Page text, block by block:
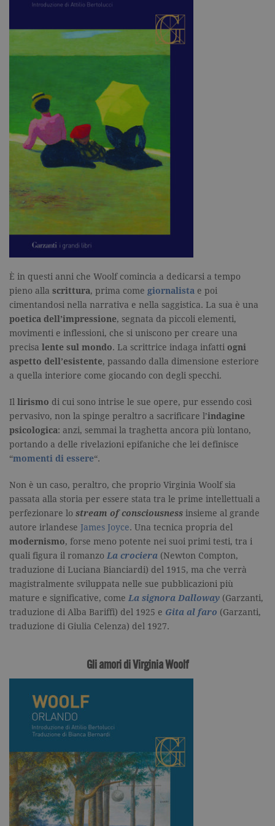
È in questi anni che Woolf comincia a dedicarsi a tempo
pieno alla scrittura, prima come giornalista e poi
cimentandosi nella narrativa e nella saggistica. La sua è una
poetica dell’impressione, segnata da piccoli elementi,
movimenti e inflessioni, che si uniscono per creare una
precisa lente sul mondo. La scrittrice indaga infatti ogni
aspetto dell’esistente, passando dalla dimensione esteriore
a quella interiore come giocando con degli specchi.
Il lirismo di cui sono intrise le sue opere, pur essendo così
pervasivo, non la spinge peraltro a sacrificare l’indagine
psicologica: anzi, semmai la traghetta ancora più lontano,
portando a delle rivelazioni epifaniche che lei definisce
“momenti di essere“.
Non è un caso, peraltro, che proprio Virginia Woolf sia
passata alla storia per essere stata tra le prime intellettuali a
perfezionare lo stream of consciousness insieme al grande
autore irlandese James Joyce. Una tecnica propria del
modernismo, forse meno potente nei suoi primi testi, tra i
quali figura il romanzo La crociera (Newton Compton,
traduzione di Luciana Bianciardi) del 1915, ma che verrà
magistralmente sviluppata nelle sue pubblicazioni più
mature e significative, come La signora Dalloway (Garzanti,
traduzione di Alba Bariffi) del 1925 e Gita al faro (Garzanti,
traduzione di Giulia Celenza) del 1927.
Gli amori di Virginia Woolf